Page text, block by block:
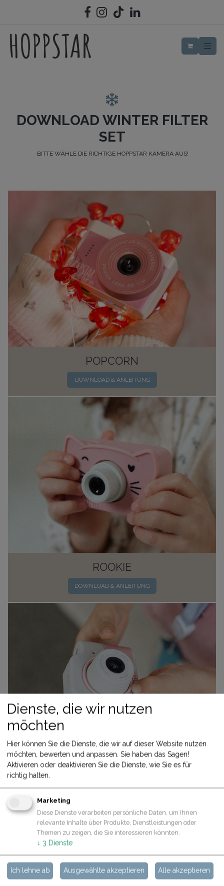
DOWNLOAD WINTER FILTER
SET
BITTE WÄHLE DIE RICHTIGE HOPPSTAR KAMERA AUS!
POPCORN
DOWNLOAD & ANLEITUNG​
ROOKIE
DOWNLOAD & ANLEITUNG
Dienste, die wir nutzen
möchten
Hier können Sie die Dienste, die wir auf dieser Website nutzen
möchten, bewerten und anpassen. Sie haben das Sagen!
Aktivieren oder deaktivieren Sie die Dienste, wie Sie es für
richtig halten.
Marketing
Diese Dienste verarbeiten persönliche Daten, um Ihnen
relevante Inhalte über Produkte, Dienstleistungen oder
Themen zu zeigen, die Sie interessieren könnten.
↓ 3 Dienste
Ich lehne ab Ausgewählte akzeptieren Alle akzeptieren